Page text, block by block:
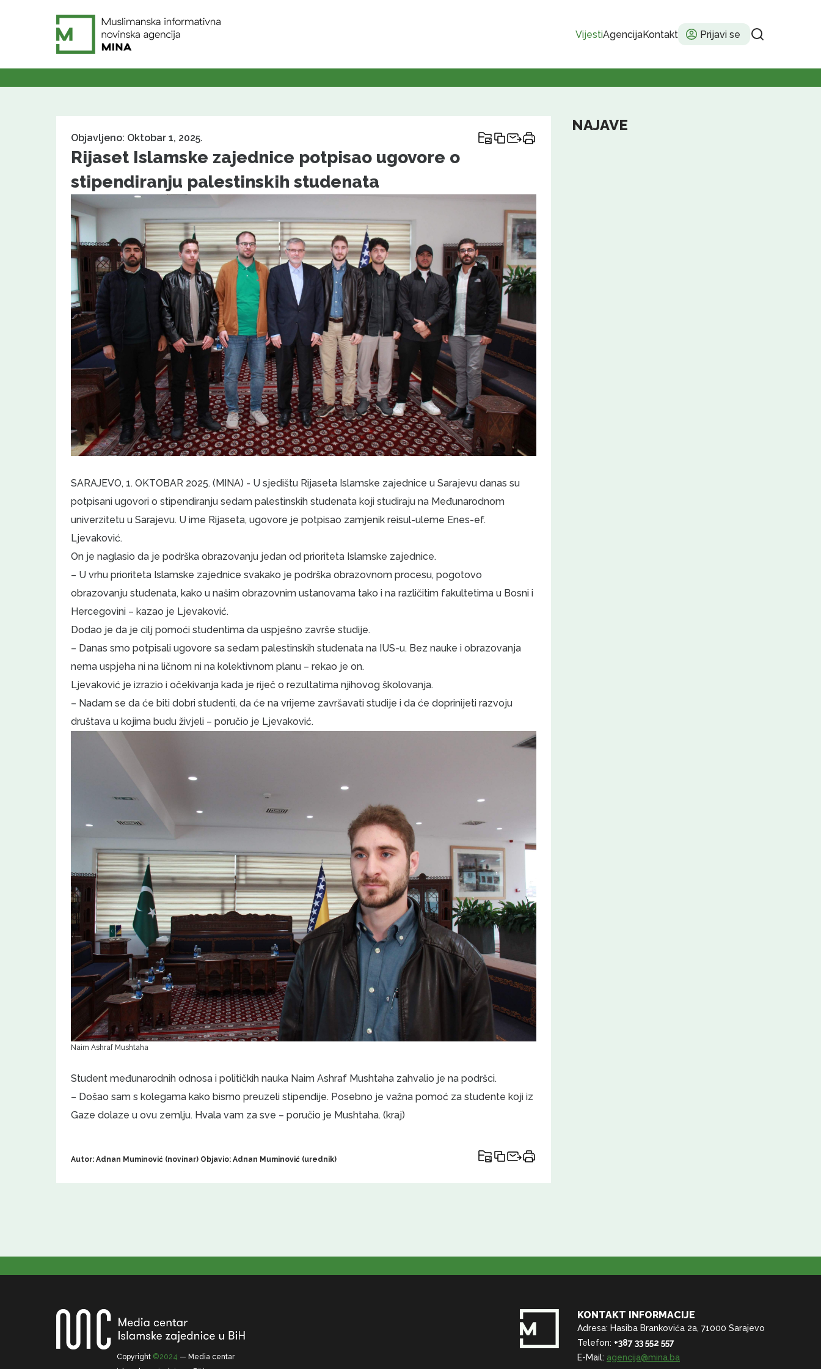
VijestiAgencijaKontakt Prijavi se
Objavljeno: Oktobar 1, 2025.
Rijaset Islamske zajednice potpisao ugovore o
stipendiranju palestinskih studenata
SARAJEVO, 1. OKTOBAR 2025. (MINA) - U sjedištu Rijaseta Islamske zajednice u Sarajevu danas su
potpisani ugovori o stipendiranju sedam palestinskih studenata koji studiraju na Međunarodnom
univerzitetu u Sarajevu. U ime Rijaseta, ugovore je potpisao zamjenik reisul-uleme Enes-ef.
Ljevaković.
On je naglasio da je podrška obrazovanju jedan od prioriteta Islamske zajednice.
– U vrhu prioriteta Islamske zajednice svakako je podrška obrazovnom procesu, pogotovo
obrazovanju studenata, kako u našim obrazovnim ustanovama tako i na različitim fakultetima u Bosni i
Hercegovini – kazao je Ljevaković.
Dodao je da je cilj pomoći studentima da uspješno završe studije.
– Danas smo potpisali ugovore sa sedam palestinskih studenata na IUS-u. Bez nauke i obrazovanja
nema uspjeha ni na ličnom ni na kolektivnom planu – rekao je on.
Ljevaković je izrazio i očekivanja kada je riječ o rezultatima njihovog školovanja.
– Nadam se da će biti dobri studenti, da će na vrijeme završavati studije i da će doprinijeti razvoju
društava u kojima budu živjeli – poručio je Ljevaković.
Naim Ashraf Mushtaha
Student međunarodnih odnosa i političkih nauka Naim Ashraf Mushtaha zahvalio je na podršci.
– Došao sam s kolegama kako bismo preuzeli stipendije. Posebno je važna pomoć za studente koji iz
Gaze dolaze u ovu zemlju. Hvala vam za sve – poručio je Mushtaha. (kraj)
Autor: Adnan Muminović (novinar) Objavio: Adnan Muminović (urednik)
NAJAVE
Copyright ©2024 — Media centar
KONTAKT INFORMACIJE
Adresa: Hasiba Brankovića 2a, 71000 Sarajevo
Telefon: +387 33 552 557
E-Mail: agencija@mina.ba